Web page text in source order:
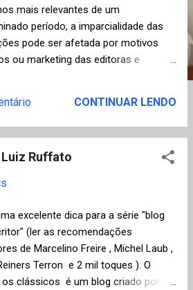
mais relevantes de um
período, a imparcialidade das
pode ser afetada por motivos
ou marketing das editoras e
são sempre uma ótima
para discutir literatura e
das principais premiações
datas previstas para 2016,
disponíveis. É bom destacar que
existe um calendário fixo —
não publicado com a devida
nos respectivos sites — e,
CONTINUAR LENDO
Ruffato
excelente dica para a série "blog
(ler as recomendações
de Marcelino Freire , Michel Laub ,
Terron e 2 mil toques ). O
os clássicos é um blog criado por